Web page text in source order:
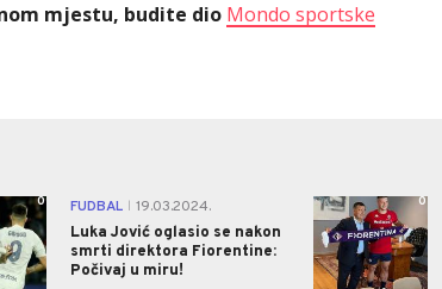
mjestu, budite dio Mondo sportske
0 FUDBAL
19.03.2024.
Luka Jović oglasio se nakon
smrti direktora Fiorentine:
Počivaj u miru!
0